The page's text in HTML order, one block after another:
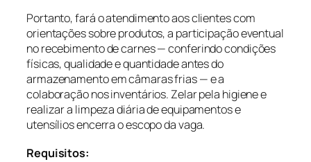
Portanto, fará o atendimento aos clientes com
orientações sobre produtos, a participação eventual
no recebimento de carnes — conferindo condições
físicas, qualidade e quantidade antes do
armazenamento em câmaras frias — e a
colaboração nos inventários. Zelar pela higiene e
realizar a limpeza diária de equipamentos e
utensílios encerra o escopo da vaga.
Requisitos: